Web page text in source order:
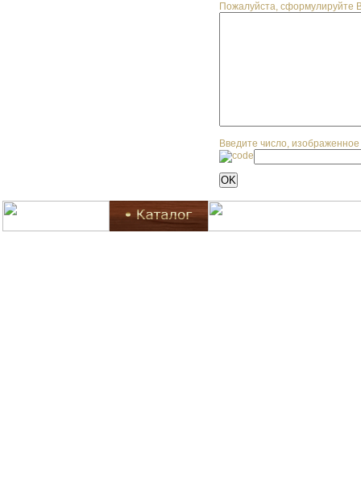
Пожалуйста,
Введите число, изображенное